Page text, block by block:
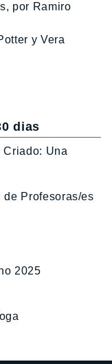
por Ramiro
y Vera
dias
Criado: Una
de Profesoras/es
2025